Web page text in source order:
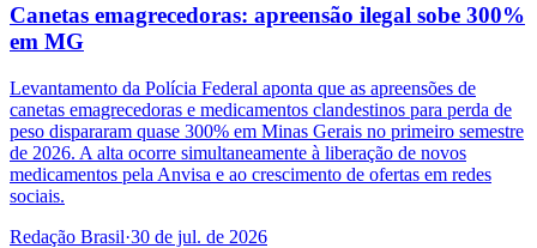
Canetas emagrecedoras: apreensão ilegal sobe 300%
em MG
Levantamento da Polícia Federal aponta que as apreensões de
canetas emagrecedoras e medicamentos clandestinos para perda de
peso dispararam quase 300% em Minas Gerais no primeiro semestre
de 2026. A alta ocorre simultaneamente à liberação de novos
medicamentos pela Anvisa e ao crescimento de ofertas em redes
sociais.
Redação Brasil·30 de jul. de 2026